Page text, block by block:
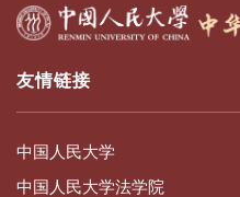
友情链接
中国人民大学
中国人民大学法学院